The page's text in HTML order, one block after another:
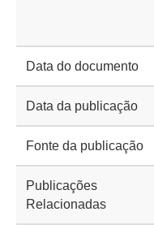
Data do documento
Data da publicação
Fonte da publicação
Publicações
Relacionadas